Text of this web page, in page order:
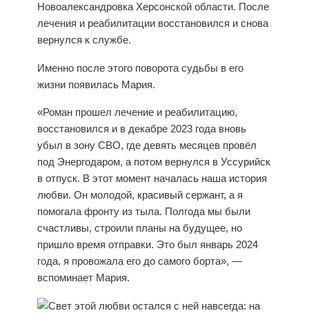
Новоалександровка Херсонской области. После
лечения и реабилитации восстановился и снова
вернулся к службе.
Именно после этого поворота судьбы в его
жизни появилась Мария.
«Роман прошел лечение и реабилитацию,
восстановился и в декабре 2023 года вновь
убыл в зону СВО, где девять месяцев провёл
под Энергодаром, а потом вернулся в Уссурийск
в отпуск. В этот момент началась наша история
любви. Он молодой, красивый сержант, а я
помогала фронту из тыла. Полгода мы были
счастливы, строили планы на будущее, но
пришло время отправки. Это был январь 2024
года, я провожала его до самого борта», —
вспоминает Мария.